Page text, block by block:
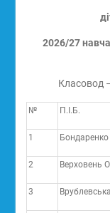
2026/27
Класовод
№ П.І.Б.
1
2 Верховень
3